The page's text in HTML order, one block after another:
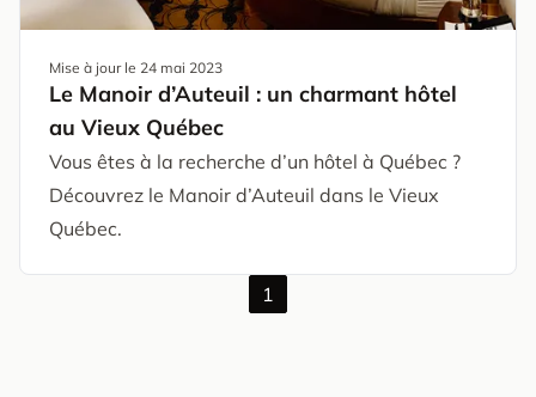
Mise à jour le 24 mai 2023
Le Manoir d’Auteuil : un charmant hôtel
au Vieux Québec
Vous êtes à la recherche d’un hôtel à Québec ?
Découvrez le Manoir d’Auteuil dans le Vieux
Québec.
1